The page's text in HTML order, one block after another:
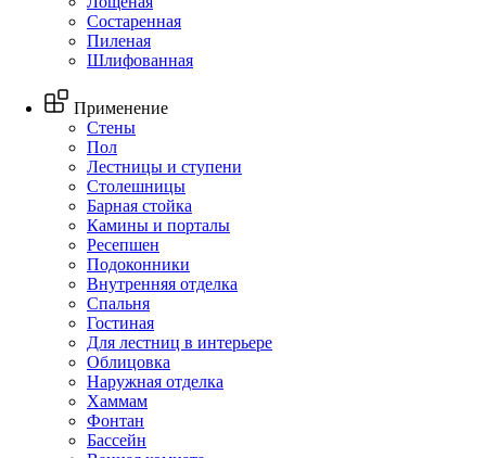
Состаренная
Пиленая
Шлифованная
Применение
Стены
Пол
Лестницы и ступени
Столешницы
Барная стойка
Камины и порталы
Ресепшен
Подоконники
Внутренняя отделка
Спальня
Гостиная
Для лестниц в интерьере
Облицовка
Наружная отделка
Хаммам
Фонтан
Бассейн